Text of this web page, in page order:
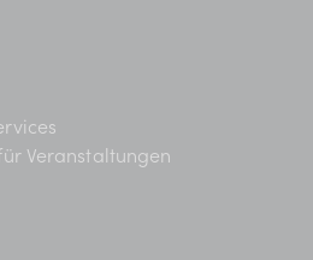
Veranstaltungen